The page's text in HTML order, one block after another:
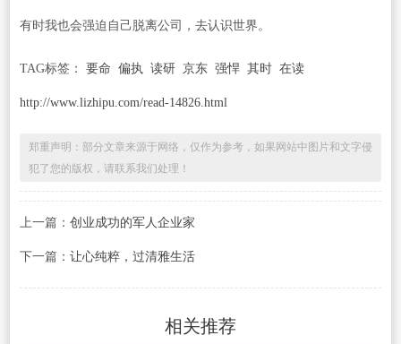
有时我也会强迫自己脱离公司，去认识世界。
TAG标签： 要命 偏执 读研 京东 强悍 其时 在读
http://www.lizhipu.com/read-14826.html
郑重声明：部分文章来源于网络，仅作为参考，如果网站中图片和文字侵
犯了您的版权，请联系我们处理！
上一篇： 创业成功的军人企业家
下一篇： 让心纯粹，过清雅生活
相关推荐